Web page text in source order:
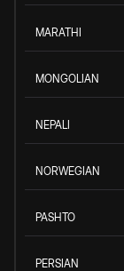
MARATHI
MONGOLIAN
NEPALI
NORWEGIAN
PASHTO
PERSIAN